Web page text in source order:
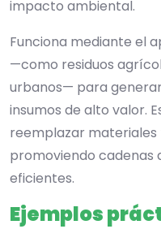
impacto ambiental.
Funciona mediante el
—como residuos
urbanos— para
insumos de alto valor.
reemplazar
promoviendo cadenas
eficientes.
Ejemplos